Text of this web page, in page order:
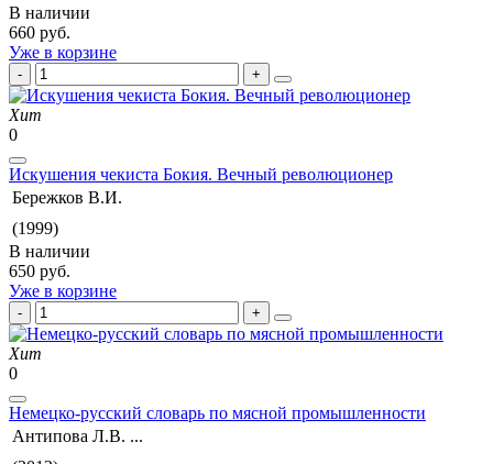
В наличии
660 руб.
Уже в корзине
Хит
0
Искушения чекиста Бокия. Вечный революционер
Бережков В.И.
(1999)
В наличии
650 руб.
Уже в корзине
Хит
0
Немецко-русский словарь по мясной промышленности
Антипова Л.В. ...